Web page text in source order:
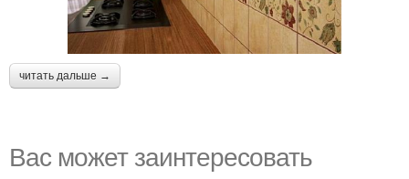
читать дальше →
Вас может заинтересовать